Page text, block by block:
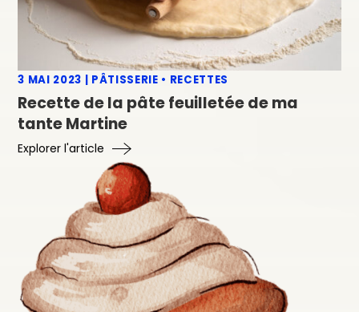
3 MAI 2023 | PÂTISSERIE • RECETTES
Recette de la pâte feuilletée de ma
tante Martine
Explorer l'article